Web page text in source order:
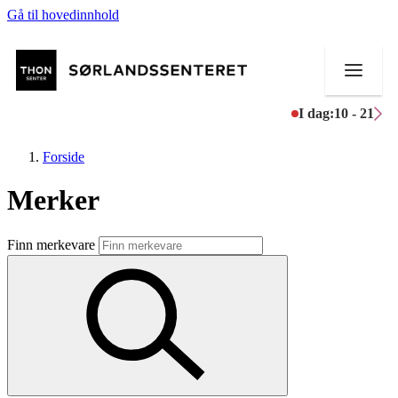
Gå til hovedinnhold
I dag:10 - 21
Butikker
Mat og drikke
Aktiviteter
Forside
Merker
Finn merkevare